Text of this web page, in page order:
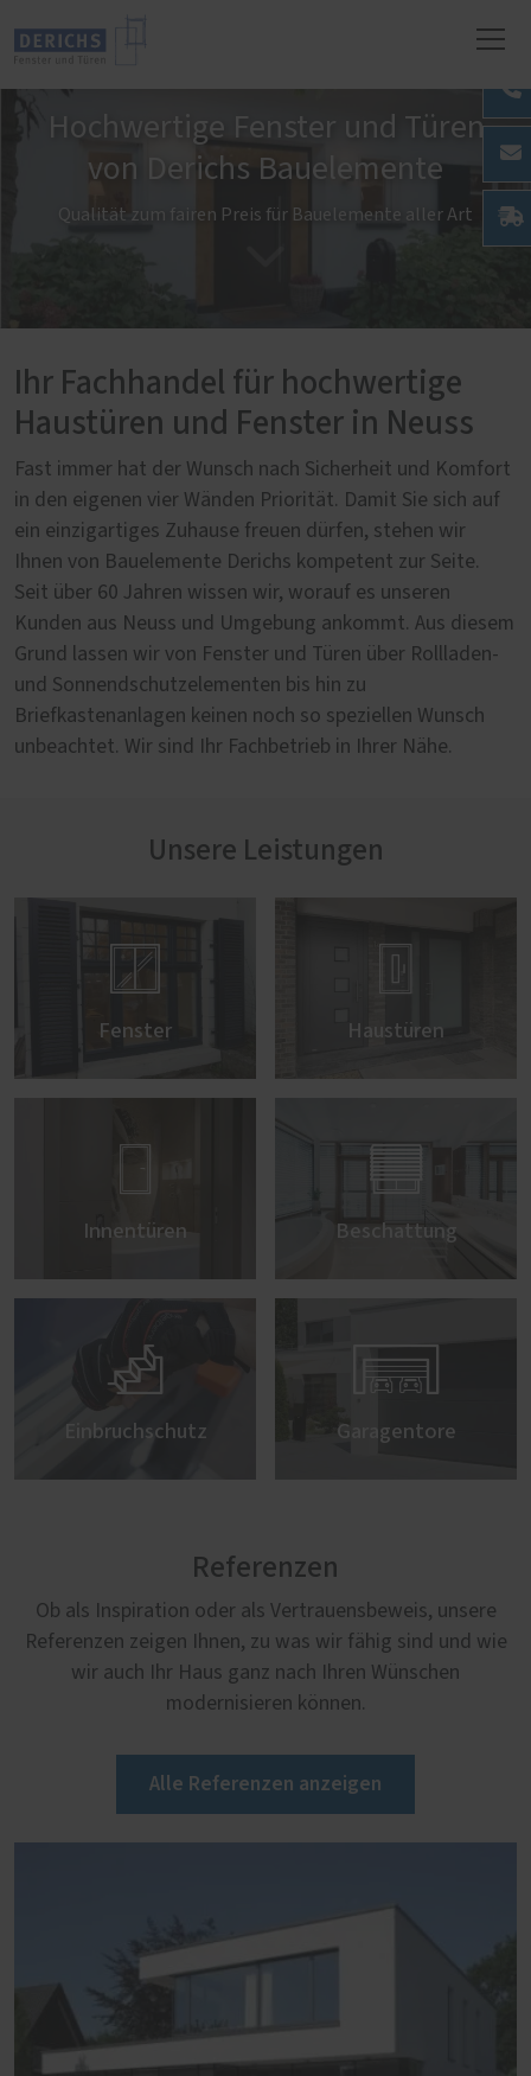
Hochwertige Fenster und Türen
von Derichs Bauelemente
Qualität zum fairen Preis für Bauelemente aller Art
Ihr Fachhandel für hochwertige
Haustüren und Fenster in Neuss
Fast immer hat der Wunsch nach Sicherheit und Komfort
in den eigenen vier Wänden Priorität. Damit Sie sich auf
ein einzigartiges Zuhause freuen dürfen, stehen wir
Ihnen von Bauelemente Derichs kompetent zur Seite.
Seit über 60 Jahren wissen wir, worauf es unseren
Kunden aus Neuss und Umgebung ankommt. Aus diesem
Grund lassen wir von Fenster und Türen über Rollladen-
und Sonnendschutzelementen bis hin zu
Briefkastenanlagen keinen noch so speziellen Wunsch
unbeachtet. Wir sind Ihr Fachbetrieb in Ihrer Nähe.
Unsere Leistungen

Fenster

Haustüren

Innentüren

Beschattung

Einbruchschutz

Garagentore
Referenzen
Ob als Inspiration oder als Vertrauensbeweis, unsere
Referenzen zeigen Ihnen, zu was wir fähig sind und wie
wir auch Ihr Haus ganz nach Ihren Wünschen
modernisieren können.
Alle Referenzen anzeigen